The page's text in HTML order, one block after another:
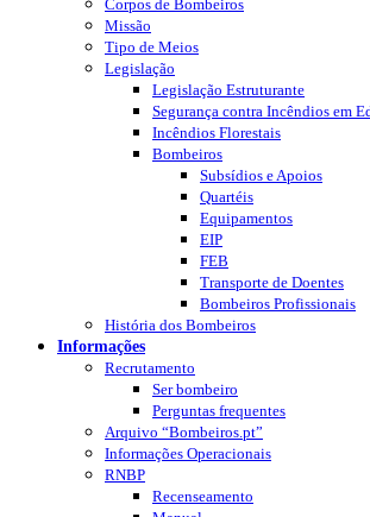
Corpos de Bombeiros
Missão
Tipo de Meios
Legislação
Legislação Estruturante
Segurança contra Incêndios em
Incêndios Florestais
Bombeiros
Subsídios e Apoios
Quartéis
Equipamentos
EIP
FEB
Transporte de Doentes
Bombeiros Profissionais
História dos Bombeiros
Informações
Recrutamento
Ser bombeiro
Perguntas frequentes
Arquivo “Bombeiros.pt”
Informações Operacionais
RNBP
Recenseamento